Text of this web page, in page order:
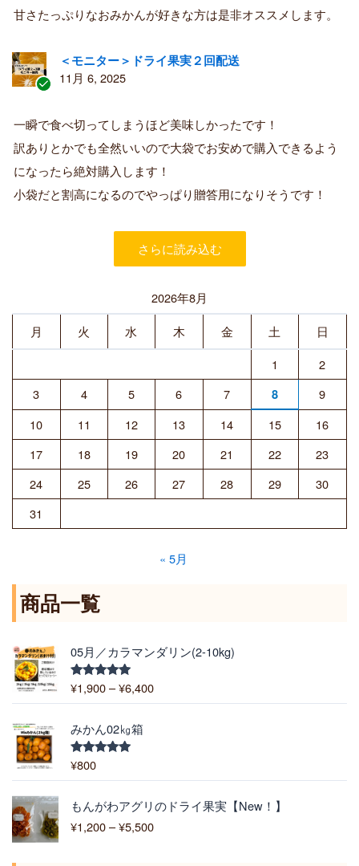
者
甘さたっぷりなおみかんが好きな方は是非オススメします。
証
済
み
購
者
＜モニター＞ドライ果実２回配送
11月 6, 2025
一瞬で食べ切ってしまうほど美味しかったです！
訳ありとかでも全然いいので大袋でお安めで購入できるよう
になったら絶対購入します！
小袋だと割高になるのでやっぱり贈答用になりそうです！
さらに読み込む
2026年8月
月
火 水 木 金 土
日
1
2
3
4 5 6 7 8
9
10
11 12 13 14 15
16
17
18 19 20 21 22
23
24
25 26 27 28 29
30
31
« 5月
商品一覧
05月／カラマンダリン(2-10kg)
5段階中
5.00
¥1,900 –¥6,400
格
:
0
–
¥
みかん02㎏箱
5段階中
¥800
もんがわアグリのドライ果実【New！】
¥1,200 –¥5,500
格
帯